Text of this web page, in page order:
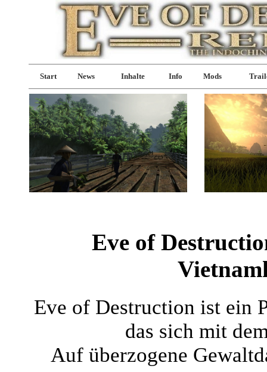
Start News Inhalte Info Mods
Eve of
Eve of Destruction ist ein
das sich mit
Auf überzogene